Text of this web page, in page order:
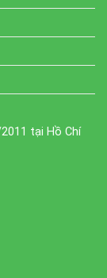
tại Hồ Chí